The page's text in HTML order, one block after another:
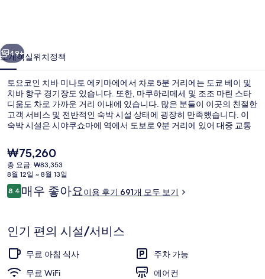
나
토
에
키
마
에
의
사
진
러
리
다음
49+
소개객실위치정책
토요코인 치바 미나토 에키마에에서 차로 5분 거리에는 도쿄 베이 및
치바 항구 경기장도 있습니다. 또한, 마쿠하리메세 및 조조 마린 스타
디움도 차로 가까운 거리 이내에 있습니다. 많은 분들이 이곳의 친절한
고객 서비스 및 전반적인 숙박 시설 상태에 굉장히 만족했습니다. 이
숙박 시설은 시야쿠쇼마에 역에서 도보로 9분 거리에 있어 대중 교통
현
재
가
격
은
₩75,260
총 요금: ₩83,353
8월 12일 ~ 8월 13일
이
용
기
8.410점 만점 중 8.4점.
매우 좋아요이용 후기 691개 모두 보기
인기 편의 시설/서비스
무료 아침 식사
주차 가능
무료 WiFi
에어컨